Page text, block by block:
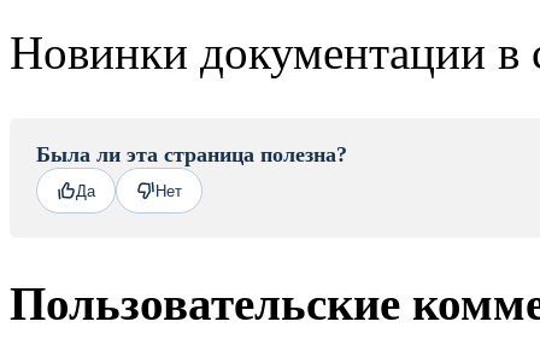
Новинки документации в
Была ли эта страница полезна?
Да Нет
Пользовательские